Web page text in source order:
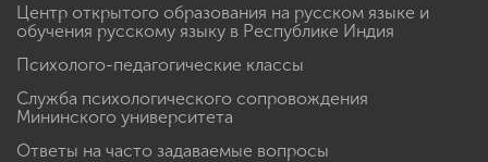
Центр открытого образования на русском языке и
обучения русскому языку в Республике Индия
Психолого-педагогические классы
Служба психологического сопровождения
Мининского университета
Ответы на часто задаваемые вопросы